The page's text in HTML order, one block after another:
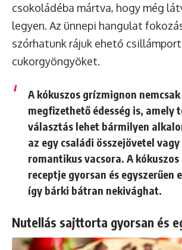
csokoládéba mártva, hogy még
legyen. Az ünnepi hangulat
szórhatunk rájuk ehető
cukorgyöngyöket.
A kókuszos grízmignon
megfizethető édesség is, amely
választás lehet bármilyen
az egy családi összejövetel vagy
romantikus vacsora. A
receptje gyorsan és egyszerűen
így bárki bátran nekivághat.
Nutellás sajttorta gyorsan és